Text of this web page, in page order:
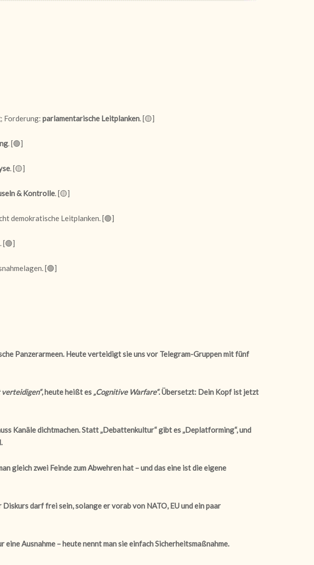
; Forderung: parlamentarische Leitplanken. [🟡]
. [🟢]
. [🟡]
& Kontrolle. [🟡]
demokratische Leitplanken. [🟢]
[🟢]
[🟢]
Panzerarmeen. Heute verteidigt sie uns vor Telegram-Gruppen mit fünf
verteidigen“, heute heißt es „Cognitive Warfare“. Übersetzt: Dein Kopf ist jetzt
Kanäle dichtmachen. Statt „Debattenkultur“ gibt es „Deplatforming“, und
gleich zwei Feinde zum Abwehren hat – und das eine ist die eigene
darf frei sein, solange er vorab von NATO, EU und ein paar
Ausnahme – heute nennt man sie einfach Sicherheitsmaßnahme.